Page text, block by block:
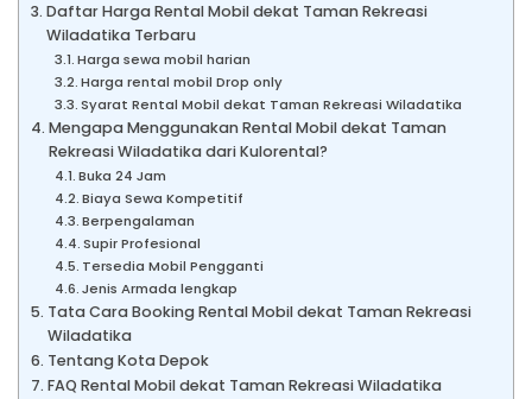
Daftar Harga Rental Mobil dekat Taman Rekreasi
Wiladatika Terbaru
Harga sewa mobil harian
Harga rental mobil Drop only
Syarat Rental Mobil dekat Taman Rekreasi Wiladatika
Mengapa Menggunakan Rental Mobil dekat Taman
Rekreasi Wiladatika dari Kulorental?
Buka 24 Jam
Biaya Sewa Kompetitif
Berpengalaman
Supir Profesional
Tersedia Mobil Pengganti
Jenis Armada lengkap
Tata Cara Booking Rental Mobil dekat Taman Rekreasi
Wiladatika
Tentang Kota Depok
FAQ Rental Mobil dekat Taman Rekreasi Wiladatika